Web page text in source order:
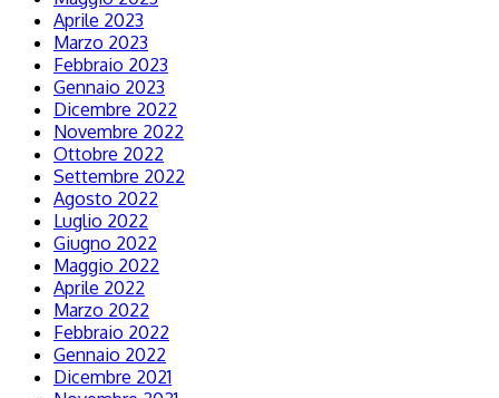
Aprile 2023
Marzo 2023
Febbraio 2023
Gennaio 2023
Dicembre 2022
Novembre 2022
Ottobre 2022
Settembre 2022
Agosto 2022
Luglio 2022
Giugno 2022
Maggio 2022
Aprile 2022
Marzo 2022
Febbraio 2022
Gennaio 2022
Dicembre 2021